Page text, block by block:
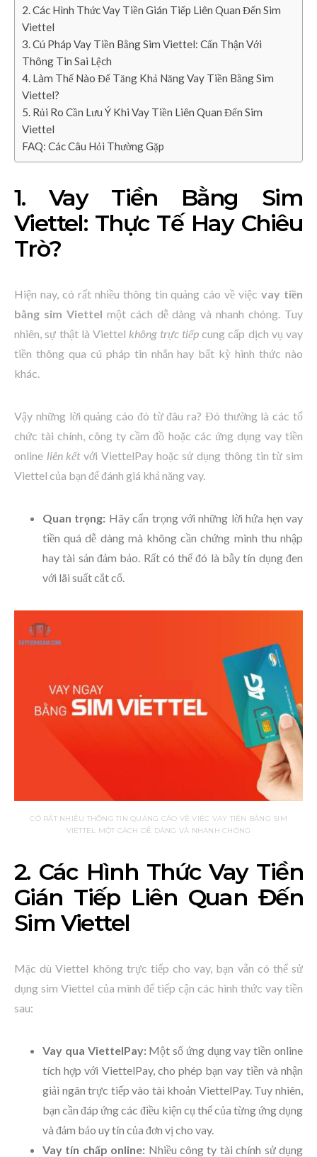
2. Các Hình Thức Vay Tiền Gián Tiếp Liên Quan Đến Sim
Viettel
3. Cú Pháp Vay Tiền Bằng Sim Viettel: Cẩn Thận Với
Thông Tin Sai Lệch
4. Làm Thế Nào Để Tăng Khả Năng Vay Tiền Bằng Sim
Viettel?
5. Rủi Ro Cần Lưu Ý Khi Vay Tiền Liên Quan Đến Sim
Viettel
FAQ: Các Câu Hỏi Thường Gặp
1. Vay Tiền Bằng Sim
Viettel: Thực Tế Hay Chiêu
Trò?
Hiện nay, có rất nhiều thông tin quảng cáo về việcvay tiền
bằng sim Viettel một cách dễ dàng và nhanh chóng. Tuy
nhiên, sự thật là Viettel không trực tiếpcung cấp dịch vụ vay
tiền thông qua cú pháp tin nhắn hay bất kỳ hình thức nào
khác.
Vậy những lời quảng cáo đó từ đâu ra? Đó thường là các tổ
chức tài chính, công ty cầm đồ hoặc các ứng dụng vay tiền
online liên kếtvới ViettelPay hoặc sử dụng thông tin từ sim
Viettel của bạn để đánh giá khả năng vay.
Quan trọng: Hãy cẩn trọng với những lời hứa hẹn vay
tiền quá dễ dàng mà không cần chứng minh thu nhập
hay tài sản đảm bảo. Rất có thể đó là bẫy tín dụng đen
với lãi suất cắt cổ.
CÓ RẤT NHIỀU THÔNG TIN QUẢNG CÁO VỀ VIỆC VAY TIỀN BẰNG SIM
VIETTEL MỘT CÁCH DỄ DÀNG VÀ NHANH CHÓNG
2. Các Hình Thức Vay Tiền
Gián Tiếp Liên Quan Đến
Sim Viettel
Mặc dù Viettel không trực tiếp cho vay, bạn vẫn có thể sử
dụng sim Viettel của mình để tiếp cận các hình thức vay tiền
sau:
Vay qua ViettelPay:Một số ứng dụng vay tiền online
tích hợp với ViettelPay, cho phép bạn vay tiền và nhận
giải ngân trực tiếp vào tài khoản ViettelPay. Tuy nhiên,
bạn cần đáp ứng các điều kiện cụ thể của từng ứng dụng
và đảm bảo uy tín của đơn vị cho vay.
Vay tín chấp online: Nhiều công ty tài chính sử dụng